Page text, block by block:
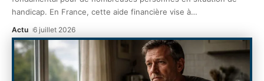
handicap. En France, cette aide financière vise à…
Actu 6 juillet 2026